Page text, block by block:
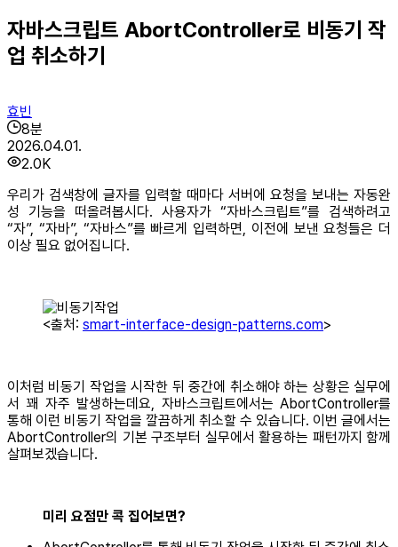
자바스크립트 AbortController로 비동기 작
업 취소하기
효빈
8분
2026.04.01.
2.0K
우리가 검색창에 글자를 입력할 때마다 서버에 요청을 보내는 자동완
성 기능을 떠올려봅시다. 사용자가 “자바스크립트”를 검색하려고
“자”, “자바”, “자바스”를 빠르게 입력하면, 이전에 보낸 요청들은 더
이상 필요 없어집니다.
<출처: smart-interface-design-patterns.com>
이처럼 비동기 작업을 시작한 뒤 중간에 취소해야 하는 상황은 실무에
서 꽤 자주 발생하는데요, 자바스크립트에서는 AbortController를
통해 이런 비동기 작업을 깔끔하게 취소할 수 있습니다. 이번 글에서는
AbortController의 기본 구조부터 실무에서 활용하는 패턴까지 함께
살펴보겠습니다.
미리 요점만 콕 집어보면?